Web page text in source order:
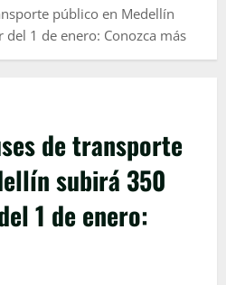
público en Medellín
1 de enero: Conozca más
de transporte
subirá 350
1 de enero: